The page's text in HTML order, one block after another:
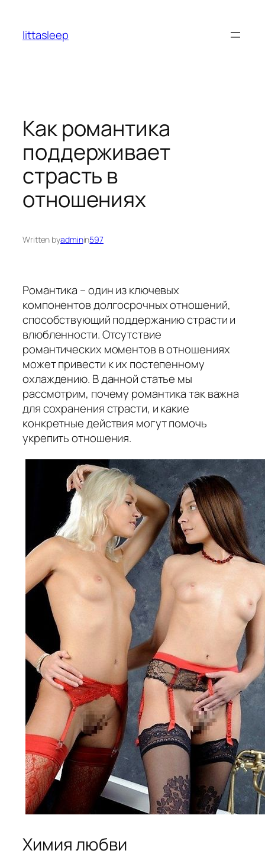
littasleep
Как романтика
поддерживает
страсть в
отношениях
Written byadminin597
Романтика – один из ключевых
компонентов долгосрочных отношений,
способствующий поддержанию страсти и
влюбленности. Отсутствие
романтических моментов в отношениях
может привести к их постепенному
охлаждению. В данной статье мы
рассмотрим, почему романтика так важна
для сохранения страсти, и какие
конкретные действия могут помочь
укрепить отношения.
Химия любви